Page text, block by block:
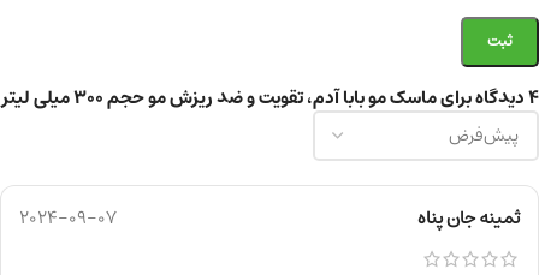
4 دیدگاه برای ماسک مو بابا آدم، تقویت و ضد ریزش مو حجم ۳۰۰ میلی لیتر
ثمینه جان پناه 2024-09-07